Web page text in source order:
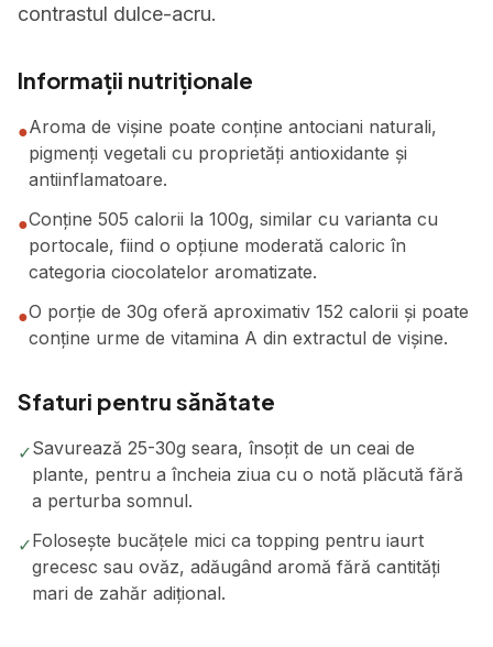
contrastul dulce-acru.
Informații nutriționale
●Aroma de vișine poate conține antociani naturali,
pigmenți vegetali cu proprietăți antioxidante și
antiinflamatoare.
●Conține 505 calorii la 100g, similar cu varianta cu
portocale, fiind o opțiune moderată caloric în
categoria ciocolatelor aromatizate.
●O porție de 30g oferă aproximativ 152 calorii și poate
conține urme de vitamina A din extractul de vișine.
Sfaturi pentru sănătate
✓Savurează 25-30g seara, însoțit de un ceai de
plante, pentru a încheia ziua cu o notă plăcută fără
a perturba somnul.
✓Folosește bucățele mici ca topping pentru iaurt
grecesc sau ovăz, adăugând aromă fără cantități
mari de zahăr adițional.